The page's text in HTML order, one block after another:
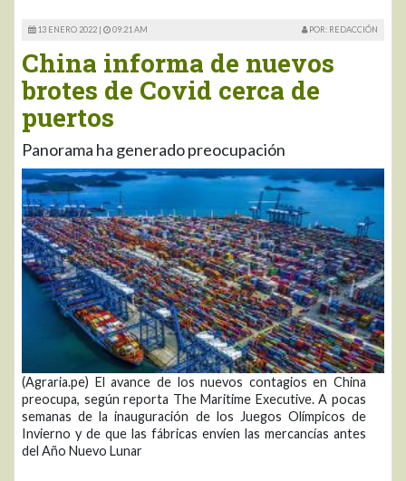
13 ENERO 2022 | 09:21 AM POR: REDACCIÓN
China informa de nuevos
brotes de Covid cerca de
puertos
Panorama ha generado preocupación
(Agraria.pe) El avance de los nuevos contagios en China
preocupa, según reporta The Maritime Executive. A pocas
semanas de la inauguración de los Juegos Olímpicos de
Invierno y de que las fábricas envíen las mercancías antes
del Año Nuevo Lunar